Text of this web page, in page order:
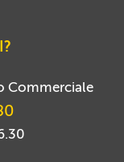
Commerciale